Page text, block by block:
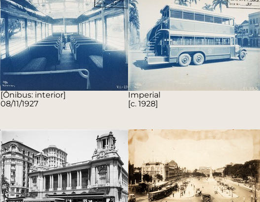
[Ônibus: interior]
08/11/1927
Imperial
[c. 1928]